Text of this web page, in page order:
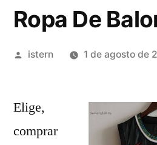
Ropa De
Publicado
istern 1 de agosto de
Elige,
comprar